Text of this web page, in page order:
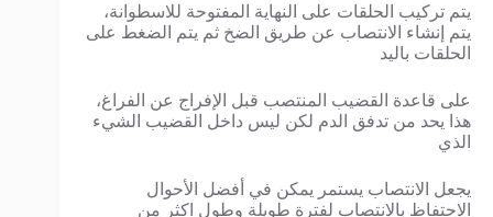
يتم تركيب الحلقات على النهاية المفتوحة للاسطوانة،
يتم إنشاء الانتصاب عن طريق الضخ ثم يتم الضغط على
الحلقات باليد
على قاعدة القضيب المنتصب قبل الإفراج عن الفراغ،
هذا يحد من تدفق الدم لكن ليس داخل القضيب الشيء
الذي
يجعل الانتصاب يستمر يمكن في أفضل الأحوال
الاحتفاظ بالانتصاب لفترة طويلة وطول اكثر من